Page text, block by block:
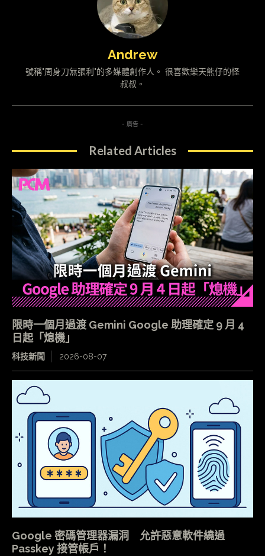
Andrew
號稱"周身刀無張利"的多媒體創作人。 很喜歡樂天熊仔的怪
叔叔。
- 廣告 -
Related Articles
限時一個月過渡 Gemini Google 助理確定 9 月 4
日起「熄機」
科技新聞 2026-08-07
Google 密碼管理器漏洞 允許惡意軟件繞過
Passkey 接管帳戶！